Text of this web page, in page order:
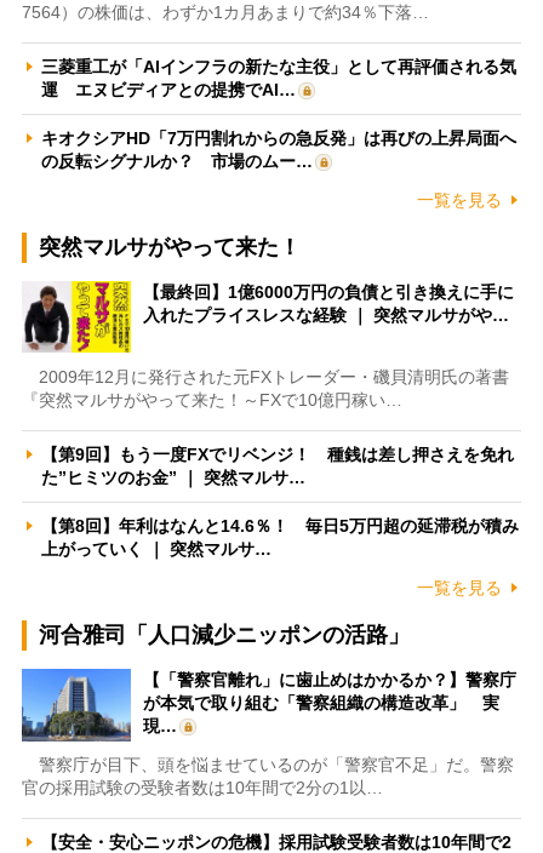
7564）の株価は、わずか1カ月あまりで約34％下落…
三菱重工が「AIインフラの新たな主役」として再評価される気
運 エヌビディアとの提携でAI…
キオクシアHD「7万円割れからの急反発」は再びの上昇局面へ
の反転シグナルか？ 市場のムー…
一覧を見る
突然マルサがやって来た！
【最終回】1億6000万円の負債と引き換えに手に
入れたプライスレスな経験 ｜ 突然マルサがや…
2009年12月に発行された元FXトレーダー・磯貝清明氏の著書
『突然マルサがやって来た！～FXで10億円稼い…
【第9回】もう一度FXでリベンジ！ 種銭は差し押さえを免れ
た”ヒミツのお金” ｜ 突然マルサ…
【第8回】年利はなんと14.6％！ 毎日5万円超の延滞税が積み
上がっていく ｜ 突然マルサ…
一覧を見る
河合雅司「人口減少ニッポンの活路」
【「警察官離れ」に歯止めはかかるか？】警察庁
が本気で取り組む「警察組織の構造改革」 実
現…
警察庁が目下、頭を悩ませているのが「警察官不足」だ。警察
官の採用試験の受験者数は10年間で2分の1以…
【安全・安心ニッポンの危機】採用試験受験者数は10年間で2